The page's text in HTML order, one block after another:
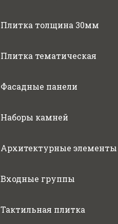
Плитка толщина 30мм
Плитка тематическая
Фасадные панели
Наборы камней
Архитектурные элементы
Входные группы
Тактильная плитка